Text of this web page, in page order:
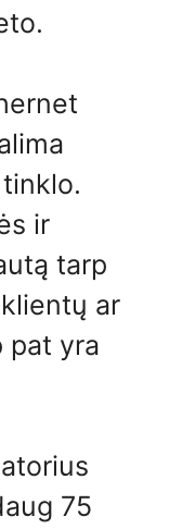
ir
tarp
ar
pat yra
75